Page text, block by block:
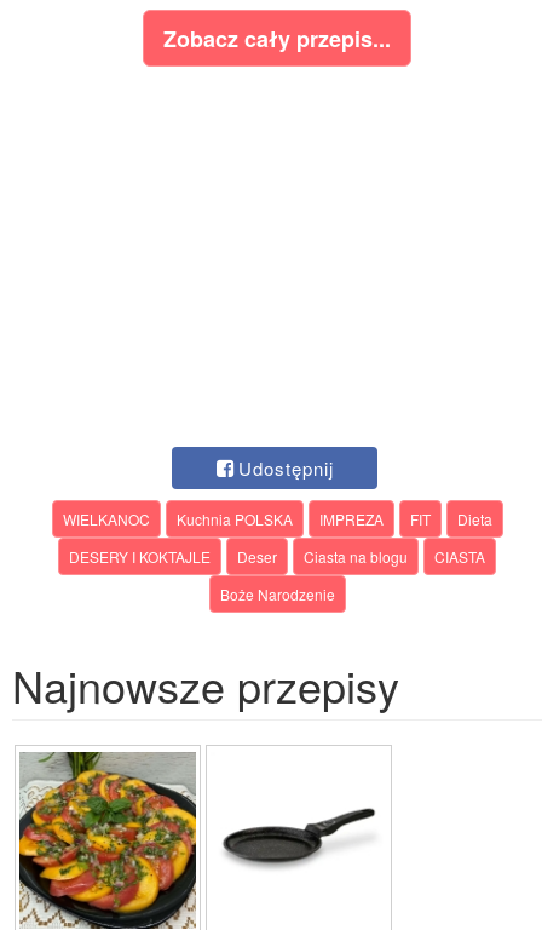
Zobacz cały przepis...
Udostępnij
WIELKANOC Kuchnia POLSKA IMPREZA FIT
Dieta
DESERY I KOKTAJLE
Deser Ciasta na blogu
CIASTA
Boże Narodzenie
Najnowsze przepisy